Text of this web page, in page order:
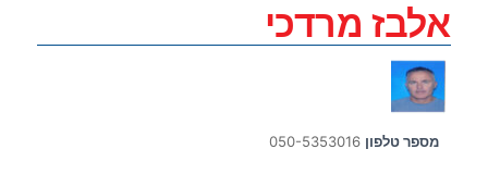
אלבז מרדכי
מספר טלפון 050-5353016